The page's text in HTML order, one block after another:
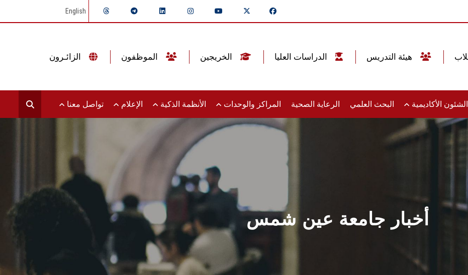
English
الشئون الأكاديمية البحث العلمي الرعاية الصحية المراكز والوحدات الأنظمة الذكية الإعلام تواصل معنا
أخبار جامعة عين شمس